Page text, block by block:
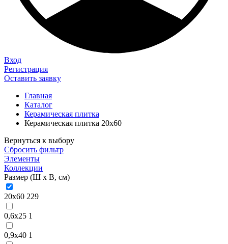
Вход
Регистрация
Оставить заявку
Главная
Каталог
Керамическая плитка
Керамическая плитка 20х60
Вернуться к выбору
Сбросить фильтр
Элементы
Коллекции
Размер (Ш х В, см)
20х60 229
0,6х25 1
0,9х40 1